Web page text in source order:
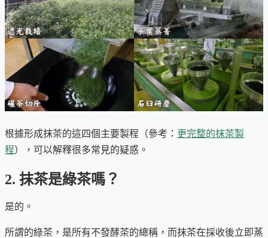
根據形成抹茶的這四個主要製程（參考： 更完整的抹茶製
程），可以解釋很多常見的疑惑。
2. 抹茶是綠茶嗎？
是的。
所謂的綠茶，是所有不發酵茶的總稱，而抹茶在採收後立即蒸